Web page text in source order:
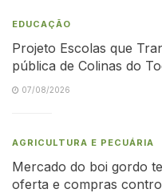
EDUCAÇÃO
Projeto Escolas que
pública de Colinas do
07/08/2026
AGRICULTURA E PECUÁRIA
Mercado do boi gordo
oferta e compras